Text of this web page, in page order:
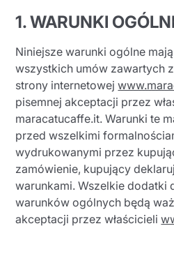
1. WARUNKI
Niniejsze warunki ogólne
wszystkich umów zawartych
strony internetowej
pisemnej akceptacji przez
maracatucaffe.it. Warunki te
przed wszelkimi
wydrukowanymi przez
zamówienie, kupujący
warunkami. Wszelkie dodatki
warunków ogólnych będą
akceptacji przez właścicieli